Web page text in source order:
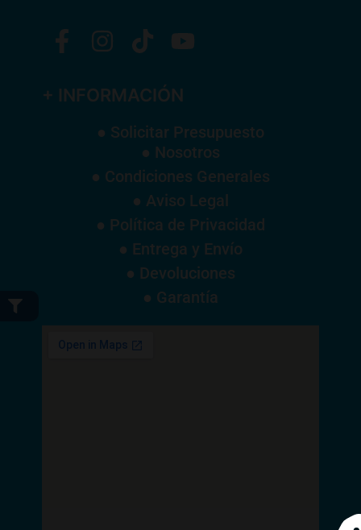
+ INFORMACIÓN
● Solicitar Presupuesto
● Nosotros
● Condiciones Generales
● Aviso Legal
● Política de Privacidad
● Entrega y Envío
● Devoluciones
● Garantía